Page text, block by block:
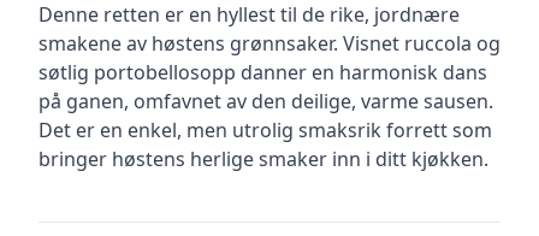
Denne retten er en hyllest til de rike, jordnære
smakene av høstens grønnsaker. Visnet ruccola og
søtlig portobellosopp danner en harmonisk dans
på ganen, omfavnet av den deilige, varme sausen.
Det er en enkel, men utrolig smaksrik forrett som
bringer høstens herlige smaker inn i ditt kjøkken.